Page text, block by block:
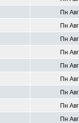
Пн
Пн
Пн
Пн
Пн
Пн
Пн
Пн
Пн